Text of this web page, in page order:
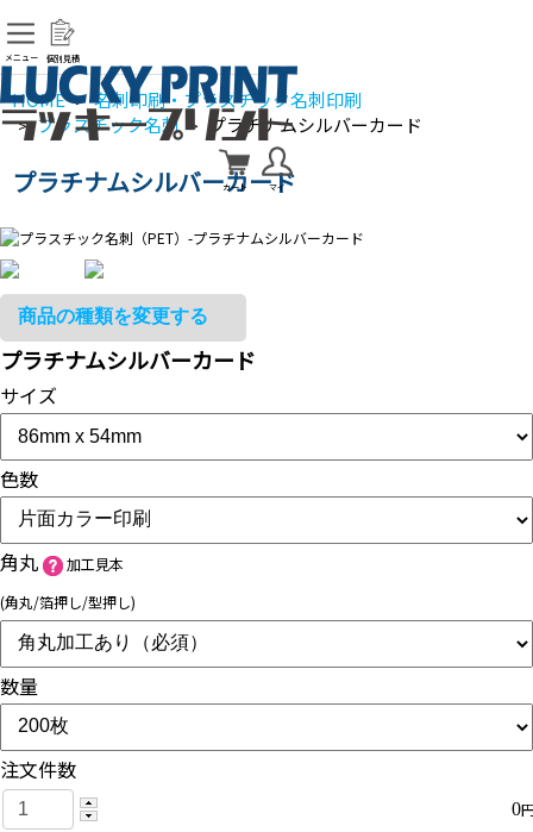
メニュー 個別見積
マイ
カート
HOME > 名刺印刷・プラスチック名刺印刷
> プラスチック名刺 > プラチナムシルバーカード
プラチナムシルバーカード
プラチナムシルバーカード
サイズ
色数
角丸
加工見本
(角丸/箔押し/型押し)
数量
注文件数
0